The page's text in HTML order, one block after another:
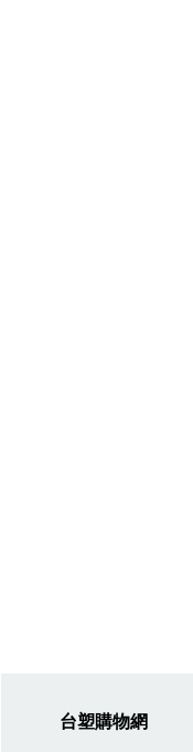
台塑購物網